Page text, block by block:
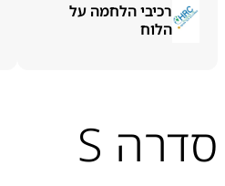
רכיבי הלחמה על
הלוח
סדרה S